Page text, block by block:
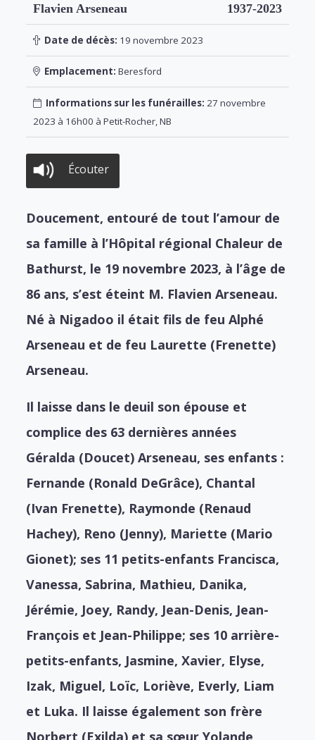
Flavien Arseneau 1937-2023
Date de décès: 19 novembre 2023
Emplacement: Beresford
Informations sur les funérailles: 27 novembre
2023 à 16h00 à Petit-Rocher, NB
Écouter
Doucement, entouré de tout l’amour de
sa famille à l’Hôpital régional Chaleur de
Bathurst, le 19 novembre 2023, à l’âge de
86 ans, s’est éteint M. Flavien Arseneau.
Né à Nigadoo il était fils de feu Alphé
Arseneau et de feu Laurette (Frenette)
Arseneau.
Il laisse dans le deuil son épouse et
complice des 63 dernières années
Géralda (Doucet) Arseneau, ses enfants :
Fernande (Ronald DeGrâce), Chantal
(Ivan Frenette), Raymonde (Renaud
Hachey), Reno (Jenny), Mariette (Mario
Gionet); ses 11 petits-enfants Francisca,
Vanessa, Sabrina, Mathieu, Danika,
Jérémie, Joey, Randy, Jean-Denis, Jean-
François et Jean-Philippe; ses 10 arrière-
petits-enfants, Jasmine, Xavier, Elyse,
Izak, Miguel, Loïc, Loriève, Everly, Liam
et Luka. Il laisse également son frère
Norbert (Exilda) et sa sœur Yolande